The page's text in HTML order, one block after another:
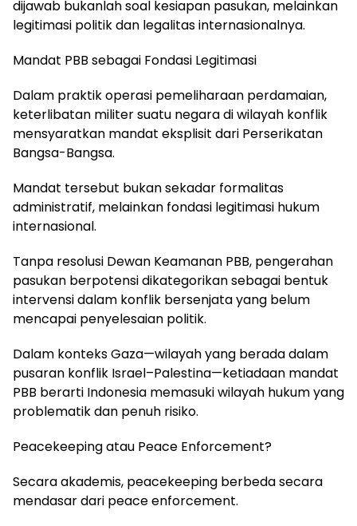
dijawab bukanlah soal kesiapan pasukan, melainkan
legitimasi politik dan legalitas internasionalnya.
Mandat PBB sebagai Fondasi Legitimasi
Dalam praktik operasi pemeliharaan perdamaian,
keterlibatan militer suatu negara di wilayah konflik
mensyaratkan mandat eksplisit dari Perserikatan
Bangsa-Bangsa.
Mandat tersebut bukan sekadar formalitas
administratif, melainkan fondasi legitimasi hukum
internasional.
Tanpa resolusi Dewan Keamanan PBB, pengerahan
pasukan berpotensi dikategorikan sebagai bentuk
intervensi dalam konflik bersenjata yang belum
mencapai penyelesaian politik.
Dalam konteks Gaza—wilayah yang berada dalam
pusaran konflik Israel–Palestina—ketiadaan mandat
PBB berarti Indonesia memasuki wilayah hukum yang
problematik dan penuh risiko.
Peacekeeping atau Peace Enforcement?
Secara akademis, peacekeeping berbeda secara
mendasar dari peace enforcement.